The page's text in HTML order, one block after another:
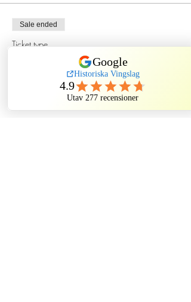
Sale ended
Ticket type
Spökmiddag på Sten Sture